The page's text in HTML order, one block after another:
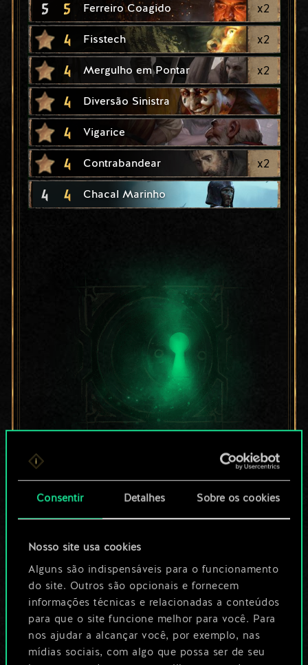
Consentir Detalhes Sobre os cookies
Nosso site usa cookies
Alguns são indispensáveis para o funcionamento
do site. Outros são opcionais e fornecem
informações técnicas e relacionadas a conteúdos
para que o site funcione melhor para você. Para
nos ajudar a alcançar você, por exemplo, nas
mídias sociais, com algo que possa ser de seu
5 5 Ferreiro Coagido x2
4 Fisstech x2
4 Mergulho em Pontar x2
4 Diversão Sinistra
4 Vigarice
4 Contrabandear x2
4 4 Chacal Marinho
Por enquanto, isto é
apenas um conjunto
de cartas
compartilhado.
No entanto, dá para
ser muito mais!